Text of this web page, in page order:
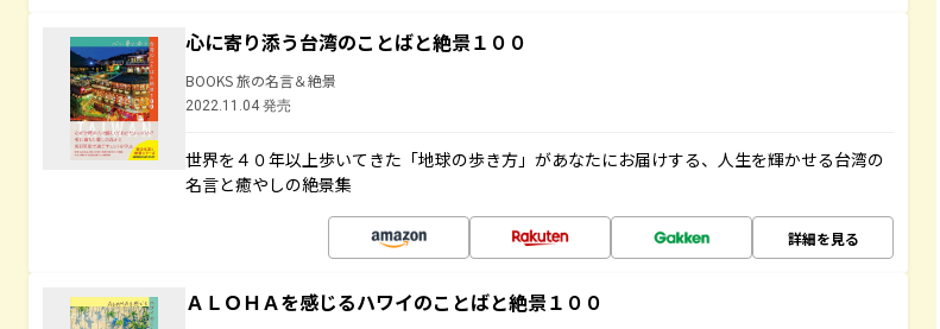
心に寄り添う台湾のことばと絶景１００
BOOKS 旅の名言＆絶景
2022.11.04 発売
世界を４０年以上歩いてきた「地球の歩き方」があなたにお届けする、人生を輝かせる台湾の
名言と癒やしの絶景集
詳細を見る
ＡＬＯＨＡを感じるハワイのことばと絶景１００